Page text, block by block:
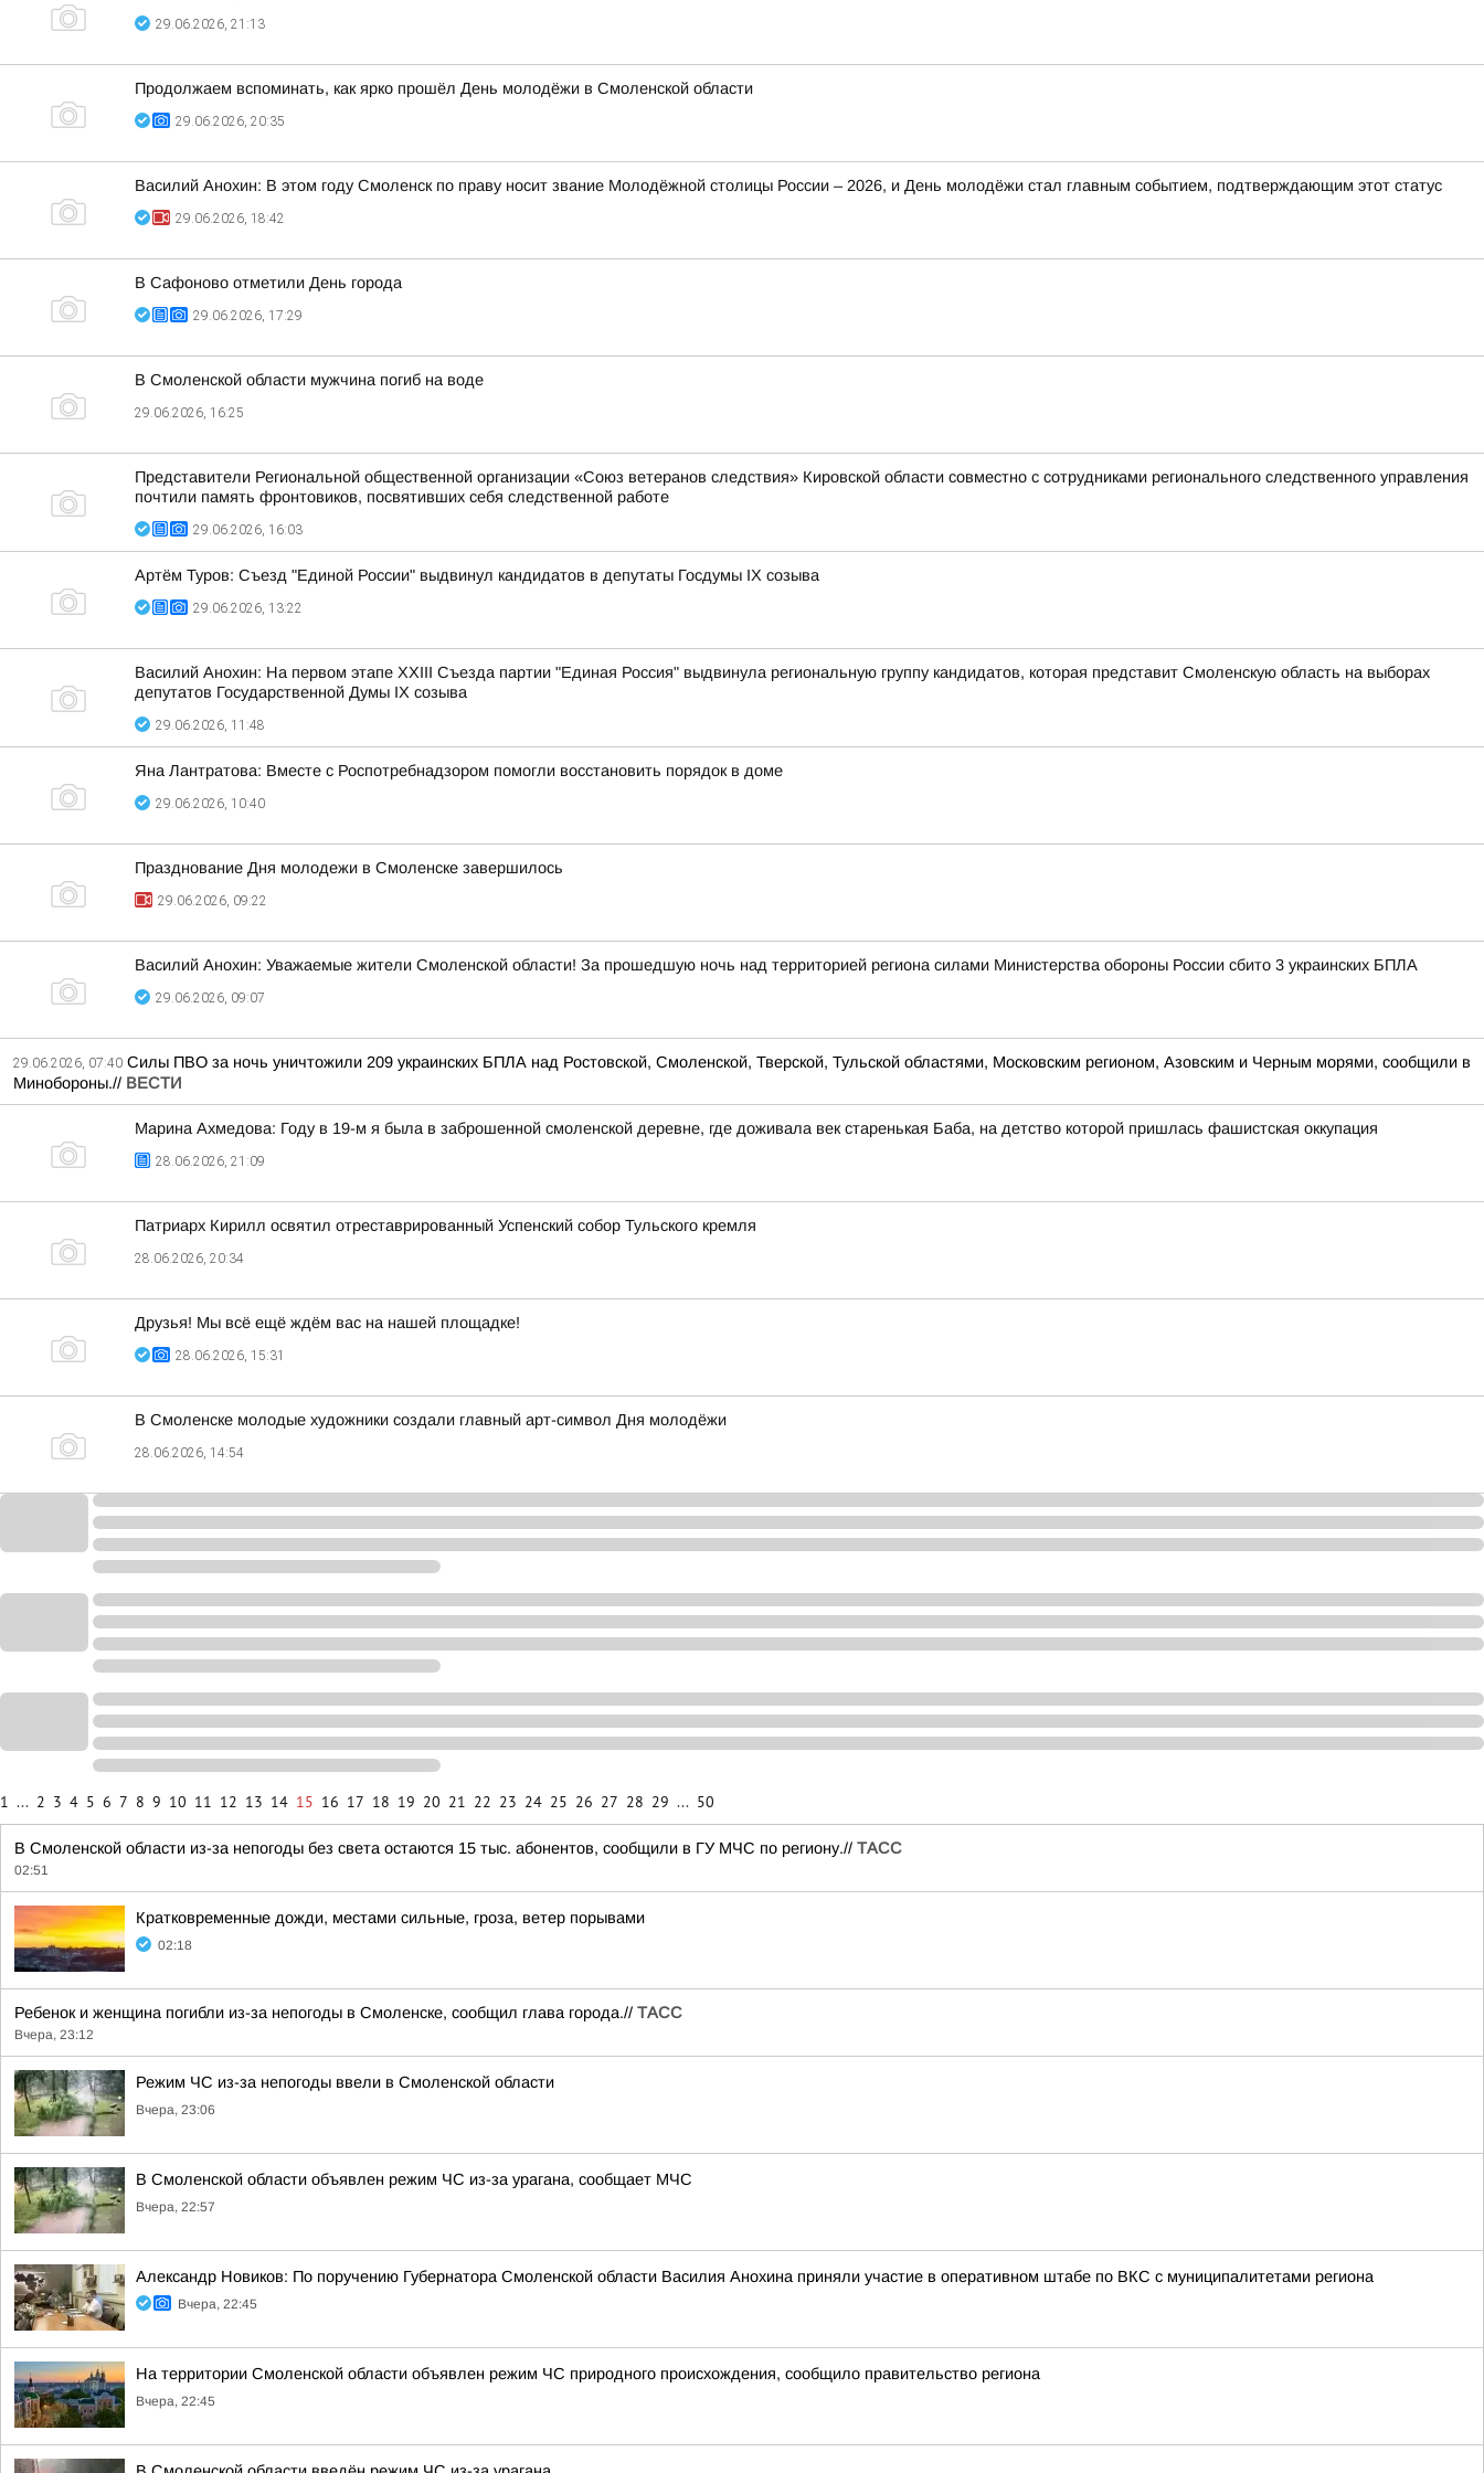
29.06.2026, 21:13
Продолжаем вспоминать, как ярко прошёл День молодёжи в Смоленской области
29.06.2026, 20:35
Василий Анохин: В этом году Смоленск по праву носит звание Молодёжной столицы России – 2026, и День молодёжи стал главным событием, подтверждающим этот статус
29.06.2026, 18:42
В Сафоново отметили День города
29.06.2026, 17:29
В Смоленской области мужчина погиб на воде
29.06.2026, 16:25
Представители Региональной общественной организации «Союз ветеранов следствия» Кировской области совместно с сотрудниками регионального следственного управления
почтили память фронтовиков, посвятивших себя следственной работе
29.06.2026, 16:03
Артём Туров: Съезд "Единой России" выдвинул кандидатов в депутаты Госдумы IX созыва
29.06.2026, 13:22
Василий Анохин: На первом этапе XXIII Съезда партии "Единая Россия" выдвинула региональную группу кандидатов, которая представит Смоленскую область на выборах
депутатов Государственной Думы IX созыва
29.06.2026, 11:48
Яна Лантратова: Вместе с Роспотребнадзором помогли восстановить порядок в доме
29.06.2026, 10:40
Празднование Дня молодежи в Смоленске завершилось
29.06.2026, 09:22
Василий Анохин: Уважаемые жители Смоленской области! За прошедшую ночь над территорией региона силами Министерства обороны России сбито 3 украинских БПЛА
29.06.2026, 09:07
29.06.2026, 07:40 Силы ПВО за ночь уничтожили 209 украинских БПЛА над Ростовской, Смоленской, Тверской, Тульской областями, Московским регионом, Азовским и Черным морями, сообщили в
Минобороны.// ВЕСТИ
Марина Ахмедова: Году в 19-м я была в заброшенной смоленской деревне, где доживала век старенькая Баба, на детство которой пришлась фашистская оккупация
28.06.2026, 21:09
Патриарх Кирилл освятил отреставрированный Успенский собор Тульского кремля
28.06.2026, 20:34
Друзья! Мы всё ещё ждём вас на нашей площадке!
28.06.2026, 15:31
В Смоленске молодые художники создали главный арт-символ Дня молодёжи
28.06.2026, 14:54
1 ... 2 3 4 5 6 7 8 9 10 11 12 13 14 15 16 17 18 19 20 21 22 23 24 25 26 27 28 29 ... 50
В Смоленской области из-за непогоды без света остаются 15 тыс. абонентов, сообщили в ГУ МЧС по региону.// ТАСС
02:51
Кратковременные дожди, местами сильные, гроза, ветер порывами
02:18
Ребенок и женщина погибли из-за непогоды в Смоленске, сообщил глава города.// ТАСС
Вчера, 23:12
Режим ЧС из-за непогоды ввели в Смоленской области
Вчера, 23:06
В Смоленской области объявлен режим ЧС из-за урагана, сообщает МЧС
Вчера, 22:57
Александр Новиков: По поручению Губернатора Смоленской области Василия Анохина приняли участие в оперативном штабе по ВКС с муниципалитетами региона
Вчера, 22:45
На территории Смоленской области объявлен режим ЧС природного происхождения, сообщило правительство региона
Вчера, 22:45